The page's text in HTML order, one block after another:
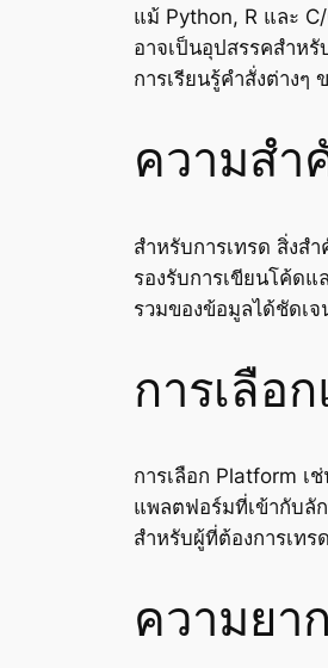
แม้ Python, R และ
อาจเป็นอุปสรรคสำหรั
การเรียนรู้คำสั่งต่างๆ
ความสำ
สำหรับการเทรด สิ่งส
รองรับการเขียนโค้ด
รวมของข้อมูลได้ชัดเ
การเลือ
การเลือก Platform เ
แพลตฟอร์มที่เข้ากับลั
สำหรับผู้ที่ต้องการเท
ความยา